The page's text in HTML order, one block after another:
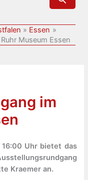
Essen
Museum Essen
im
Uhr bietet das
Kraemer an.